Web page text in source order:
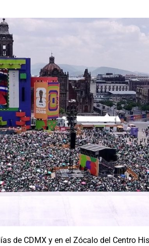
de CDMX y en el Zócalo del Centro